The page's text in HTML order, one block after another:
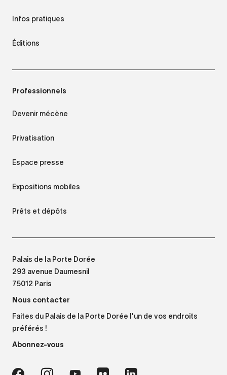
Infos pratiques
Éditions
Professionnels
Devenir mécène
Privatisation
Espace presse
Expositions mobiles
Prêts et dépôts
Palais de la Porte Dorée
293 avenue Daumesnil
75012 Paris
Nous contacter
Faites du Palais de la Porte Dorée l'un de vos endroits
préférés !
Abonnez-vous